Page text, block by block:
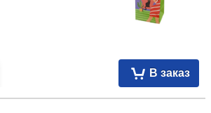
В заказ